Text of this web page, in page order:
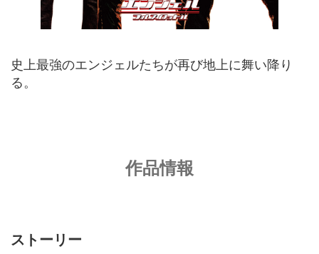
史上最強のエンジェルたちが再び地上に舞い降り
る。
作品情報
ストーリー